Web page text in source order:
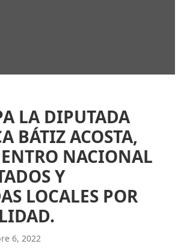
LA DIPUTADA
BÁTIZ ACOSTA,
NACIONAL
Y
LOCALES POR
6, 2022